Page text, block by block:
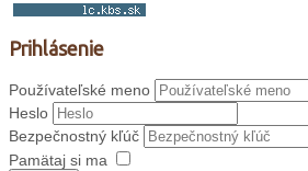
Prihlásenie
Používateľské meno
Heslo
Bezpečnostný kľúč
Pamätaj si ma